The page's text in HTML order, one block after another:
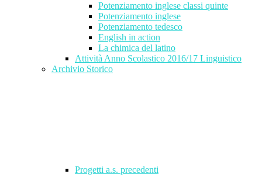
Potenziamento inglese classi quinte
Potenziamento inglese
Potenziamento tedesco
English in action
La chimica del latino
Attività Anno Scolastico 2016/17 Linguistico
Archivio Storico
Progetti a.s. precedenti